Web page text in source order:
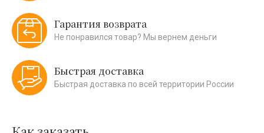
Гарантия возврата
Не понравился товар? Мы вернем деньги
Быстрая доставка
Быстрая доставка по всей территории России